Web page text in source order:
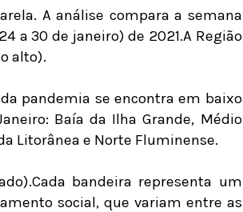
A análise compara a semana
a 30 de janeiro) de 2021.A Região
alto).
pandemia se encontra em baixo
Baía da Ilha Grande, Médio
Litorânea e Norte Fluminense.
bandeira representa um
social, que variam entre as